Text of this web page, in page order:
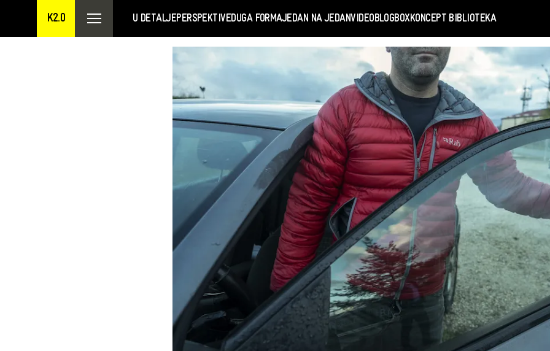
K2.0 U DETALJEPERSPEKTIVEDUGA FORMAJEDAN NA JEDANVIDEOBLOGBOXKONCEPT BIBLIOTEKA